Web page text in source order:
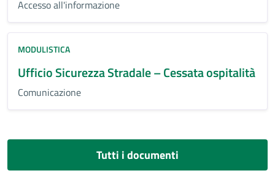
Accesso all'informazione
MODULISTICA
Ufficio Sicurezza Stradale – Cessata ospitalità
Comunicazione
Tutti i documenti